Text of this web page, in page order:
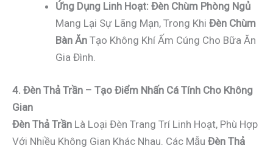
Ứng Dụng Linh Hoạt: Đèn Chùm Phòng Ngủ
Mang Lại Sự Lãng Mạn, Trong Khi Đèn Chùm
Bàn Ăn Tạo Không Khí Ấm Cúng Cho Bữa Ăn
Gia Đình.
4. Đèn Thả Trần – Tạo Điểm Nhấn Cá Tính Cho Không
Gian
Đèn Thả Trần Là Loại Đèn Trang Trí Linh Hoạt, Phù Hợp
Với Nhiều Không Gian Khác Nhau. Các Mẫu Đèn Thả